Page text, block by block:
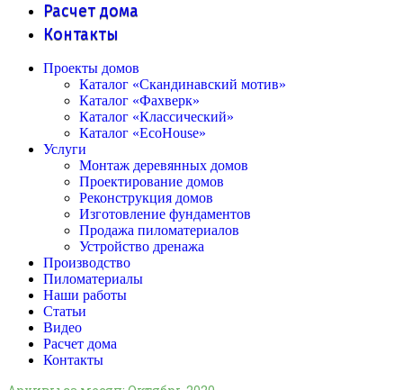
Расчет дома
Контакты
Проекты домов
Каталог «Скандинавский мотив»
Каталог «Фахверк»
Каталог «Классический»
Каталог «EcoHouse»
Услуги
Монтаж деревянных домов
Проектирование домов
Реконструкция домов
Изготовление фундаментов
Продажа пиломатериалов
Устройство дренажа
Производство
Пиломатериалы
Наши работы
Статьи
Видео
Расчет дома
Контакты